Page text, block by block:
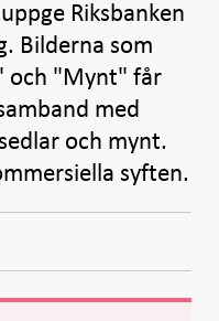
Riksbanken
Bilderna som
och "Mynt" får
med
och mynt.
syften.